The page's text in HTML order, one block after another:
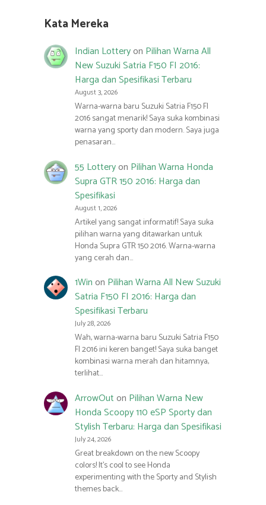
Kata Mereka
Indian Lotteryon Pilihan Warna All
New Suzuki Satria F150 FI 2016:
Harga dan Spesifikasi Terbaru
August 3, 2026
Warna-warna baru Suzuki Satria F150 FI
2016 sangat menarik! Saya suka kombinasi
warna yang sporty dan modern. Saya juga
penasaran…
55 Lotteryon Pilihan Warna Honda
Supra GTR 150 2016: Harga dan
Spesifikasi
August 1, 2026
Artikel yang sangat informatif! Saya suka
pilihan warna yang ditawarkan untuk
Honda Supra GTR 150 2016. Warna-warna
yang cerah dan…
1Winon Pilihan Warna All New Suzuki
Satria F150 FI 2016: Harga dan
Spesifikasi Terbaru
July 28, 2026
Wah, warna-warna baru Suzuki Satria F150
FI 2016 ini keren banget! Saya suka banget
kombinasi warna merah dan hitamnya,
terlihat…
ArrowOuton Pilihan Warna New
Honda Scoopy 110 eSP Sporty dan
Stylish Terbaru: Harga dan Spesifikasi
July 24, 2026
Great breakdown on the new Scoopy
colors! It’s cool to see Honda
experimenting with the Sporty and Stylish
themes back…